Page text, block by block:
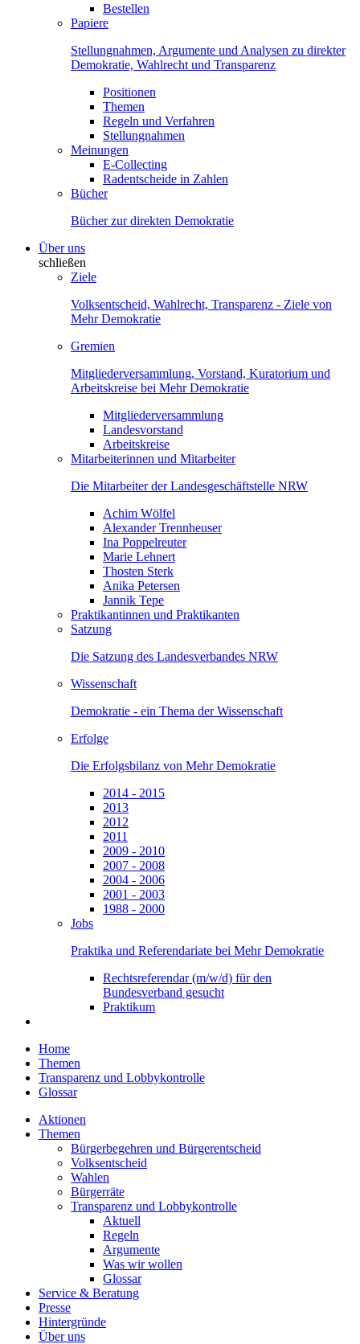
Bestellen
Papiere
Stellungnahmen, Argumente und Analysen zu direkter
Demokratie, Wahlrecht und Transparenz
Positionen
Themen
Regeln und Verfahren
Stellungnahmen
Meinungen
E-Collecting
Radentscheide in Zahlen
Bücher
Bücher zur direkten Demokratie
Über uns
schließen
Ziele
Volksentscheid, Wahlrecht, Transparenz - Ziele von
Mehr Demokratie
Gremien
Mitgliederversammlung, Vorstand, Kuratorium und
Arbeitskreise bei Mehr Demokratie
Mitgliederversammlung
Landesvorstand
Arbeitskreise
Mitarbeiterinnen und Mitarbeiter
Die Mitarbeiter der Landesgeschäftstelle NRW
Achim Wölfel
Alexander Trennheuser
Ina Poppelreuter
Marie Lehnert
Thosten Sterk
Anika Petersen
Jannik Tepe
Praktikantinnen und Praktikanten
Satzung
Die Satzung des Landesverbandes NRW
Wissenschaft
Demokratie - ein Thema der Wissenschaft
Erfolge
Die Erfolgsbilanz von Mehr Demokratie
2014 - 2015
2013
2012
2011
2009 - 2010
2007 - 2008
2004 - 2006
2001 - 2003
1988 - 2000
Jobs
Praktika und Referendariate bei Mehr Demokratie
Rechtsreferendar (m/w/d) für den
Bundesverband gesucht
Praktikum
Home
Themen
Transparenz und Lobbykontrolle
Glossar
Aktionen
Themen
Bürgerbegehren und Bürgerentscheid
Volksentscheid
Wahlen
Bürgerräte
Transparenz und Lobbykontrolle
Aktuell
Regeln
Argumente
Was wir wollen
Glossar
Service & Beratung
Presse
Hintergründe
Über uns